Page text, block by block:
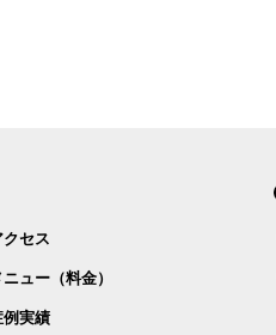
クセス
ニュー（料金）
例実績